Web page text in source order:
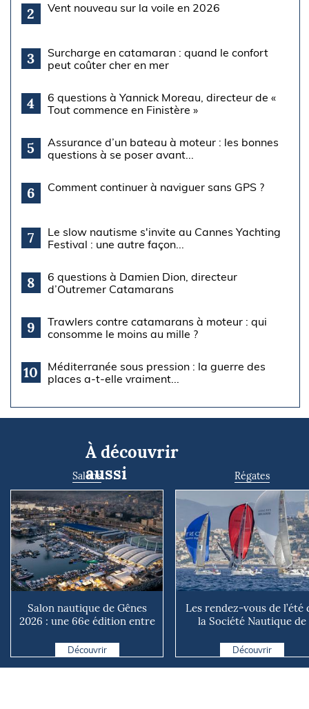
2 Vent nouveau sur la voile en 2026
3
Surcharge en catamaran : quand le confort
peut coûter cher en mer
4
6 questions à Yannick Moreau, directeur de «
Tout commence en Finistère »
5
Assurance d’un bateau à moteur : les bonnes
questions à se poser avant...
6 Comment continuer à naviguer sans GPS ?
7
Le slow nautisme s'invite au Cannes Yachting
Festival : une autre façon...
8
6 questions à Damien Dion, directeur
d’Outremer Catamarans
9
Trawlers contre catamarans à moteur : qui
consomme le moins au mille ?
10
Méditerranée sous pression : la guerre des
places a-t-elle vraiment...
À découvrir
aussi
Salons
Salon nautique de Gênes
2026 : une 66e édition entre
Découvrir
Régates
Les rendez-vous de l’été
la Société Nautique de
Découvrir